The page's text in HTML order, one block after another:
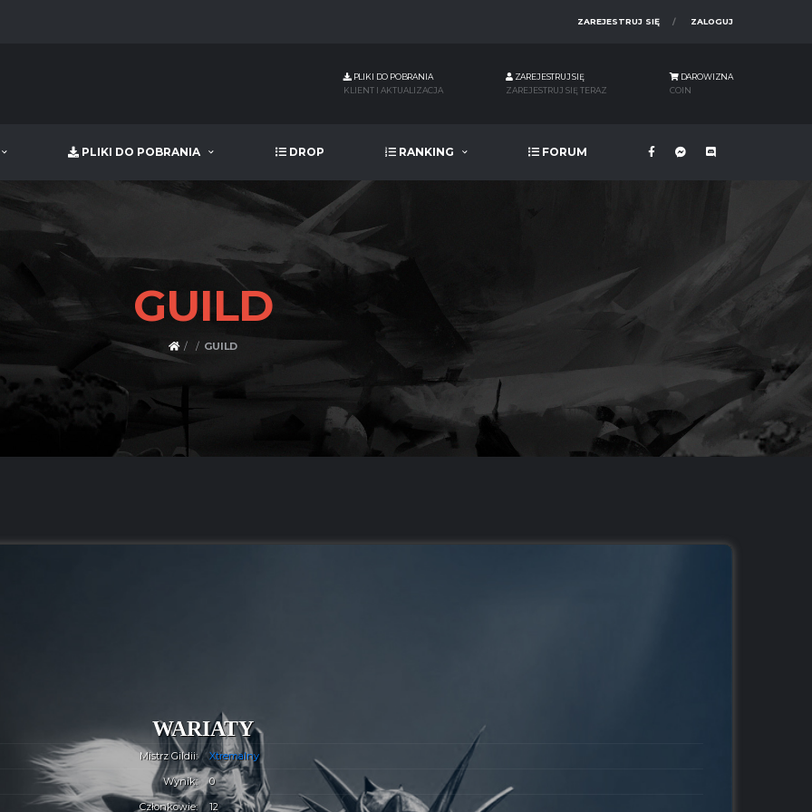
ZAREJESTRUJ SIĘ ZALOGUJ
PLIKI DO POBRANIA
KLIENT I AKTUALIZACJA
ZAREJESTRUJ SIĘ
ZAREJESTRUJ SIĘ TERAZ
DAROWIZNA
COIN
PLIKI DO POBRANIA DROP RANKING FORUM
GUILD
GUILD
WARIATY
Mistrz Gildii:
Xtremalny
Wynik:
0
Członkowie:
12